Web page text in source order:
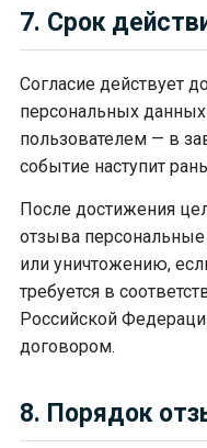
7. Срок
Согласие действует
персональных
пользователем — в
событие наступит
После достижения
отзыва
или уничтожению,
требуется в
Российской
договором.
8. Порядок